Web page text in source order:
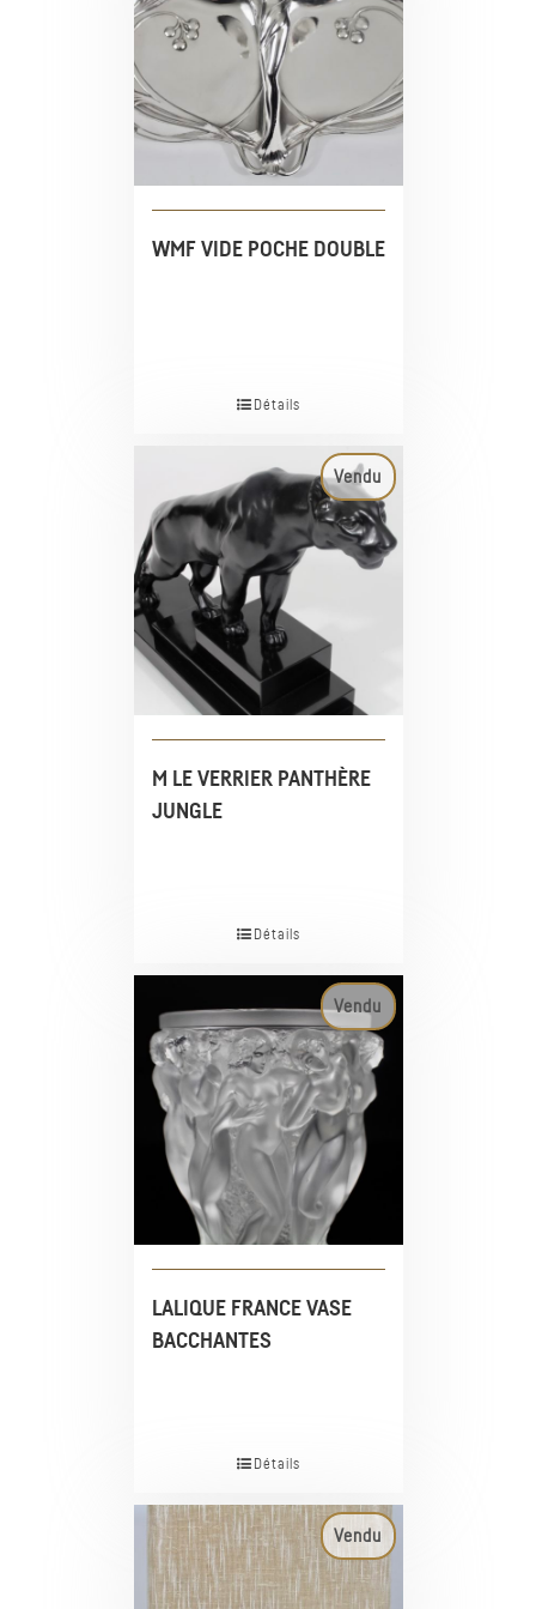
WMF VIDE POCHE DOUBLE
Détails
Vendu
M LE VERRIER PANTHÈRE
JUNGLE
Détails
Vendu
LALIQUE FRANCE VASE
BACCHANTES
Détails
Vendu